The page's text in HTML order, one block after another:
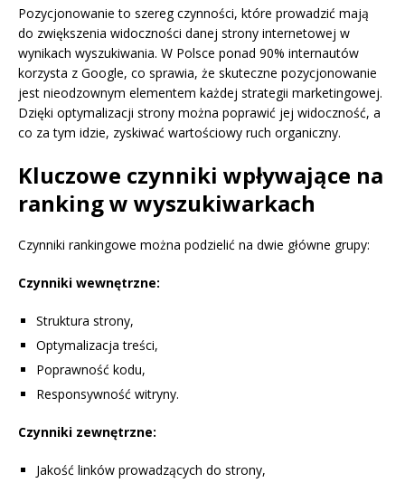
Pozycjonowanie to szereg czynności, które prowadzić mają
do zwiększenia widoczności danej strony internetowej w
wynikach wyszukiwania. W Polsce ponad 90% internautów
korzysta z Google, co sprawia, że skuteczne pozycjonowanie
jest nieodzownym elementem każdej strategii marketingowej.
Dzięki optymalizacji strony można poprawić jej widoczność, a
co za tym idzie, zyskiwać wartościowy ruch organiczny.
Kluczowe czynniki wpływające na
ranking w wyszukiwarkach
Czynniki rankingowe można podzielić na dwie główne grupy:
Czynniki wewnętrzne:
Struktura strony,
Optymalizacja treści,
Poprawność kodu,
Responsywność witryny.
Czynniki zewnętrzne:
Jakość linków prowadzących do strony,